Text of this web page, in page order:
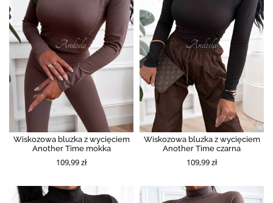
Wiskozowa bluzka z wycięciem
Another Time mokka
109,99 zł
Wiskozowa bluzka z wycięciem
Another Time czarna
109,99 zł